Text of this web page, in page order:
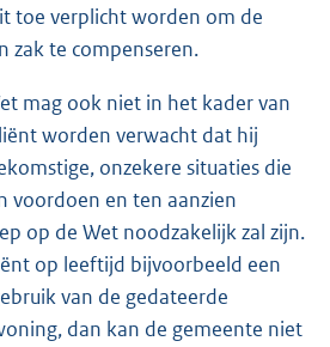
toe verplicht worden om de
zak te compenseren.
mag ook niet in het kader van
worden verwacht dat hij
onzekere situaties die
voordoen en ten aanzien
op de Wet noodzakelijk zal zijn.
op leeftijd bijvoorbeeld een
van de gedateerde
dan kan de gemeente niet